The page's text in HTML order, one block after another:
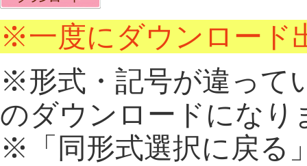
※一度にダウンロード
※形式・記号が違って
のダウンロードになり
※「同形式選択に戻る